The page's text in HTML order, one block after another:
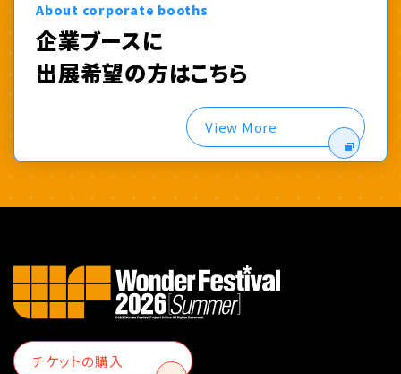
About corporate booths
企業ブースに
出展希望の方はこちら
View More
チケットの購入